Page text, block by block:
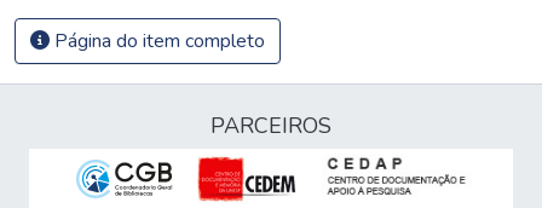
Página do item completo
PARCEIROS